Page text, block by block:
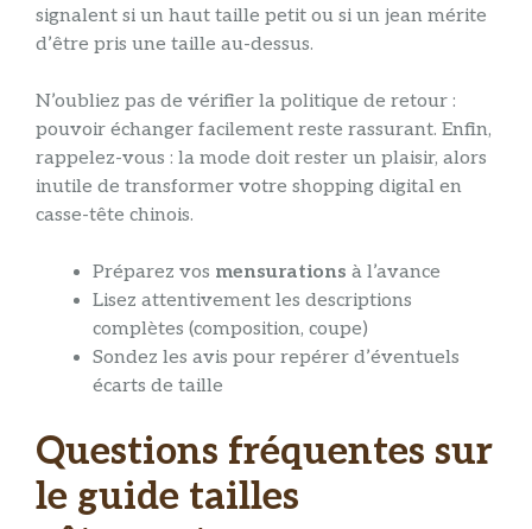
signalent si un haut taille petit ou si un jean mérite
d’être pris une taille au-dessus.
N’oubliez pas de vérifier la politique de retour :
pouvoir échanger facilement reste rassurant. Enfin,
rappelez-vous : la mode doit rester un plaisir, alors
inutile de transformer votre shopping digital en
casse-tête chinois.
Préparez vos mensurations à l’avance
Lisez attentivement les descriptions
complètes (composition, coupe)
Sondez les avis pour repérer d’éventuels
écarts de taille
Questions fréquentes sur
le guide tailles